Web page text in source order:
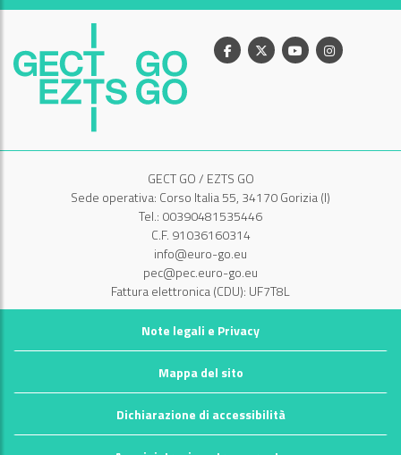
Facebook
X YoutubeInstagram
GECT GO / EZTS GO
Sede operativa: Corso Italia 55, 34170 Gorizia (I)
Tel.: 00390481535446
C.F. 91036160314
info@euro-go.eu
pec@pec.euro-go.eu
Fattura elettronica (CDU): UF7T8L
Note legali e Privacy
Mappa del sito
Dichiarazione di accessibilità